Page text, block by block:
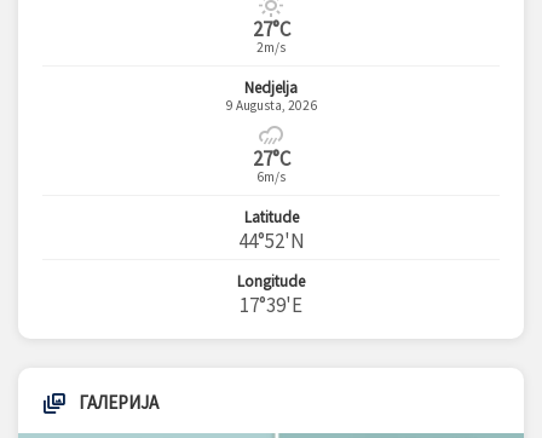
27°C
2m/s
Nedjelja
9 Augusta, 2026
27°C
6m/s
Latitude
44°52'N
Longitude
17°39'E
ГАЛЕРИЈА